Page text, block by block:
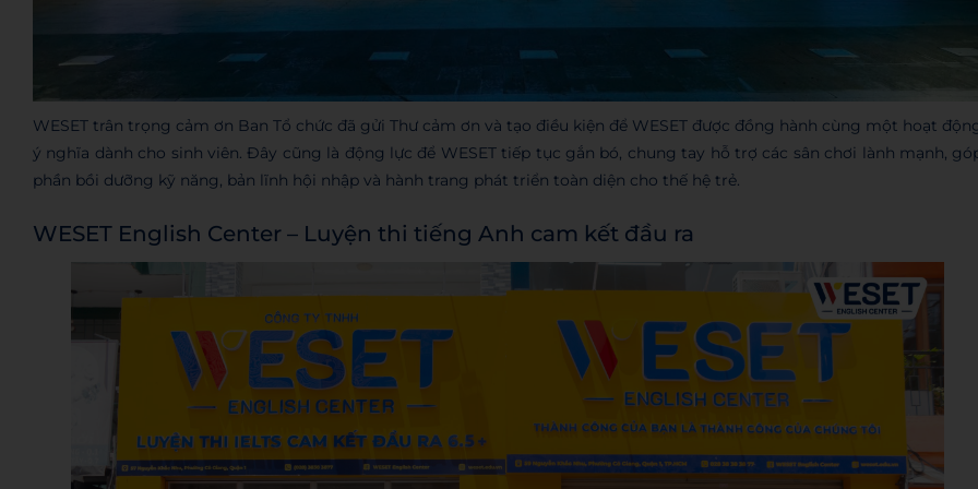
WESET trân trọng cảm ơn Ban Tổ chức đã gửi Thư cảm ơn và tạo điều kiện để WESET được đồng hành cùng một hoạt
ý nghĩa dành cho sinh viên. Đây cũng là động lực để WESET tiếp tục gắn bó, chung tay hỗ trợ các sân chơi lành mạnh,
phần bồi dưỡng kỹ năng, bản lĩnh hội nhập và hành trang phát triển toàn diện cho thế hệ trẻ.
WESET English Center – Luyện thi tiếng Anh cam kết đầu ra